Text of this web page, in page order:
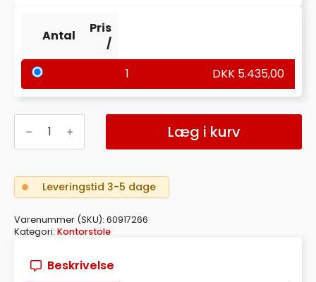
Antal
Pris
/
1
DKK 5.435,00
DAUPHIN
SEQUEL
M/ARMLÆN,
TONEL
JADE
GRØN
Læg i kurv
Leveringstid 3-5 dage
Varenummer (SKU): 60917266
Kategori: Kontorstole
Beskrivelse